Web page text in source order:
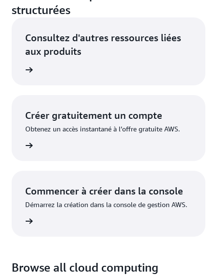
structurées
Consultez d'autres ressources liées
aux produits
Créer gratuitement un compte
Obtenez un accès instantané à l’offre gratuite AWS.
Commencer à créer dans la console
Démarrez la création dans la console de gestion AWS.
Browse all cloud computing